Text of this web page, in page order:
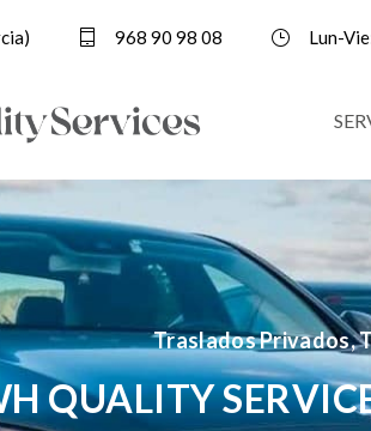
968 90 98 08 Lun-
Traslados Privados,
QUALITY